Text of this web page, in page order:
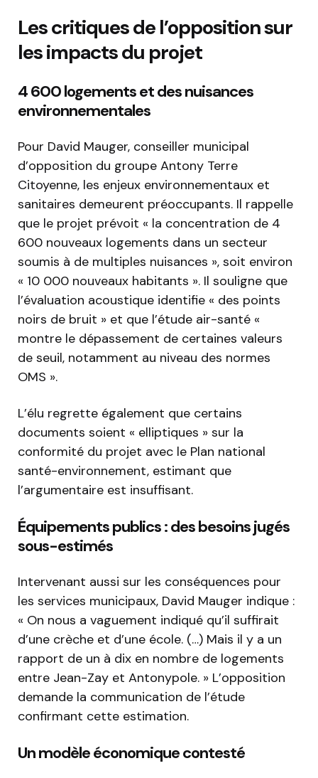
Les critiques de l’opposition sur
les impacts du projet
4 600 logements et des nuisances
environnementales
Pour David Mauger, conseiller municipal
d’opposition du groupe Antony Terre
Citoyenne, les enjeux environnementaux et
sanitaires demeurent préoccupants. Il rappelle
que le projet prévoit « la concentration de 4
600 nouveaux logements dans un secteur
soumis à de multiples nuisances », soit environ
« 10 000 nouveaux habitants ». Il souligne que
l’évaluation acoustique identifie « des points
noirs de bruit » et que l’étude air-santé «
montre le dépassement de certaines valeurs
de seuil, notamment au niveau des normes
OMS ».
L’élu regrette également que certains
documents soient « elliptiques » sur la
conformité du projet avec le Plan national
santé-environnement, estimant que
l’argumentaire est insuffisant.
Équipements publics : des besoins jugés
sous-estimés
Intervenant aussi sur les conséquences pour
les services municipaux, David Mauger indique :
« On nous a vaguement indiqué qu’il suffirait
d’une crèche et d’une école. (…) Mais il y a un
rapport de un à dix en nombre de logements
entre Jean-Zay et Antonypole. » L’opposition
demande la communication de l’étude
confirmant cette estimation.
Un modèle économique contesté